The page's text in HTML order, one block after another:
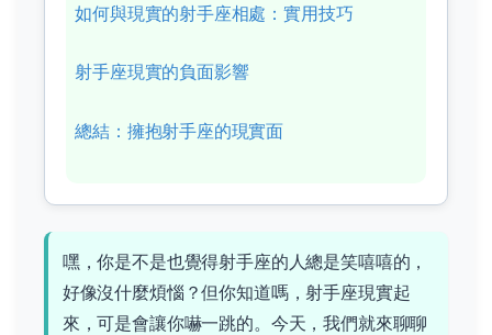
如何與現實的射手座相處：實用技巧
射手座現實的負面影響
總結：擁抱射手座的現實面
嘿，你是不是也覺得射手座的人總是笑嘻嘻的，
好像沒什麼煩惱？但你知道嗎，射手座現實起
來，可是會讓你嚇一跳的。今天，我們就來聊聊